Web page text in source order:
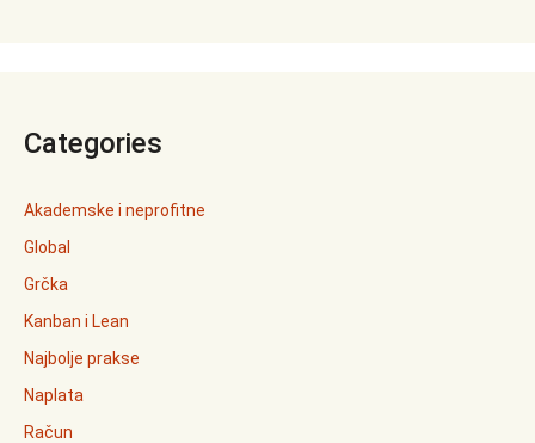
Categories
Akademske i neprofitne
Global
Grčka
Kanban i Lean
Najbolje prakse
Naplata
Račun